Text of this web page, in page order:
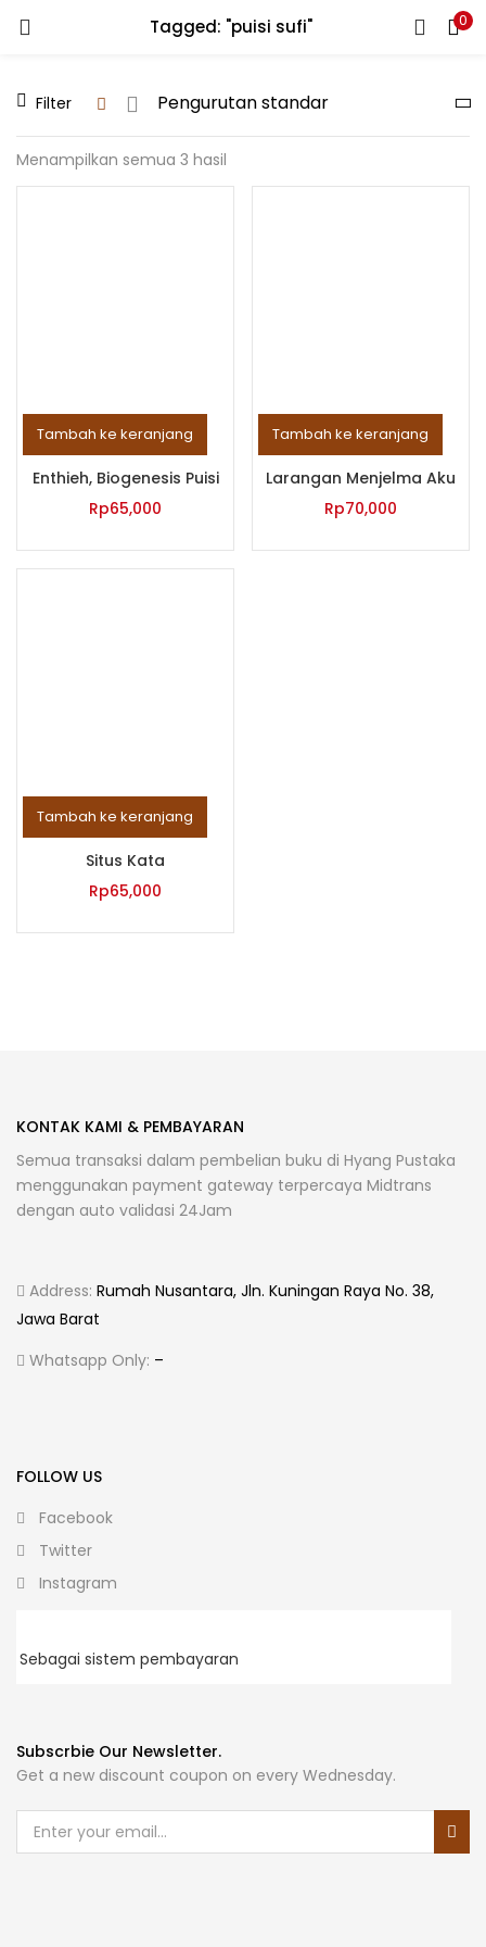
Tagged: "puisi sufi" 0
LOGIN REGISTER
Enter your username and password to login.
Filter
Menampilkan semua 3 hasil
Tambah ke keranjang
Enthieh, Biogenesis Puisi
Rp65,000
Tambah ke keranjang
Larangan Menjelma Aku
Rp70,000
Tambah ke keranjang
Situs Kata
Rp65,000
KONTAK KAMI & PEMBAYARAN
Semua transaksi dalam pembelian buku di Hyang Pustaka
menggunakan payment gateway terpercaya Midtrans
dengan auto validasi 24Jam
Address: Rumah Nusantara, Jln. Kuningan Raya No. 38,
Jawa Barat
Whatsapp Only: –
FOLLOW US
Facebook
Twitter
Instagram
Sebagai sistem pembayaran
Subscrbie Our Newsletter.
Get a new discount coupon on every Wednesday.